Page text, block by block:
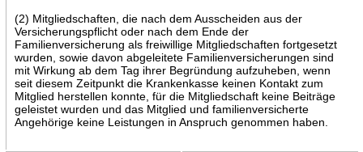
(2) Mitgliedschaften, die nach dem Ausscheiden aus der
Versicherungspflicht oder nach dem Ende der
Familienversicherung als freiwillige Mitgliedschaften fortgesetzt
wurden, sowie davon abgeleitete Familienversicherungen sind
mit Wirkung ab dem Tag ihrer Begründung aufzuheben, wenn
seit diesem Zeitpunkt die Krankenkasse keinen Kontakt zum
Mitglied herstellen konnte, für die Mitgliedschaft keine Beiträge
geleistet wurden und das Mitglied und familienversicherte
Angehörige keine Leistungen in Anspruch genommen haben.